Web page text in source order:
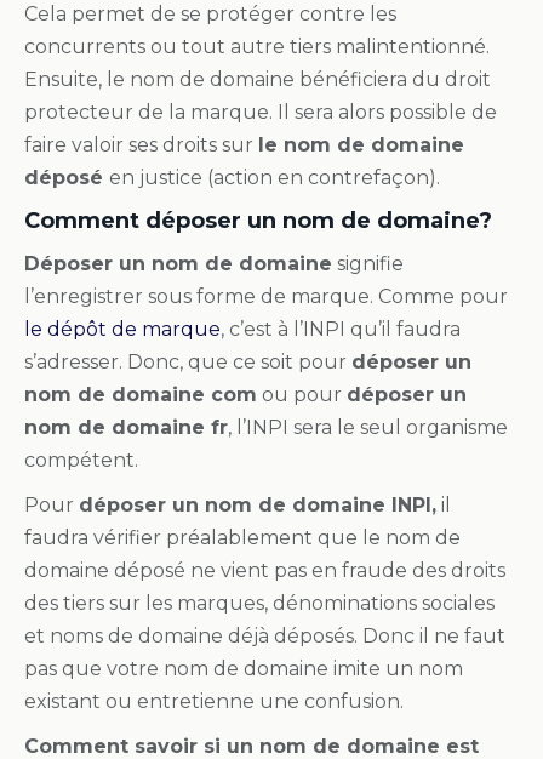
Cela permet de se protéger contre les
concurrents ou tout autre tiers malintentionné.
Ensuite, le nom de domaine bénéficiera du droit
protecteur de la marque. Il sera alors possible de
faire valoir ses droits sur le nom de domaine
déposé en justice (action en contrefaçon).
Comment déposer un nom de domaine?
Déposer un nom de domaine signifie
l’enregistrer sous forme de marque. Comme pour
le dépôt de marque, c’est à l’INPI qu’il faudra
s’adresser. Donc, que ce soit pour déposer un
nom de domaine com ou pour déposer un
nom de domaine fr, l’INPI sera le seul organisme
compétent.
Pour déposer un nom de domaine INPI, il
faudra vérifier préalablement que le nom de
domaine déposé ne vient pas en fraude des droits
des tiers sur les marques, dénominations sociales
et noms de domaine déjà déposés. Donc il ne faut
pas que votre nom de domaine imite un nom
existant ou entretienne une confusion.
Comment savoir si un nom de domaine est